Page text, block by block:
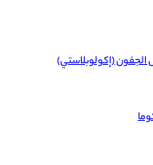
(إكولوبلاستي)
اكبر مستشفي العيون في